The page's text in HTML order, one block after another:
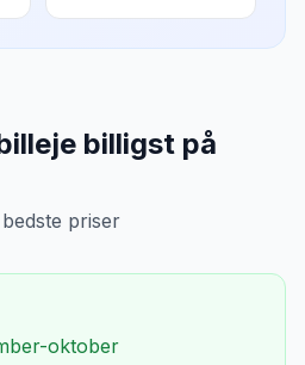
billigst på
priser
oktober